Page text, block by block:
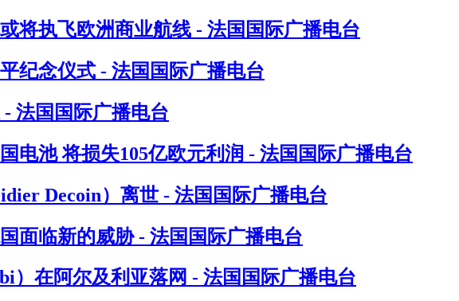
将执飞欧洲商业航线 - 法国国际广播电台
纪念仪式 - 法国国际广播电台
法国国际广播电台
电池 将损失105亿欧元利润 - 法国国际广播电台
Decoin）离世 - 法国国际广播电台
面临新的威胁 - 法国国际广播电台
）在阿尔及利亚落网 - 法国国际广播电台